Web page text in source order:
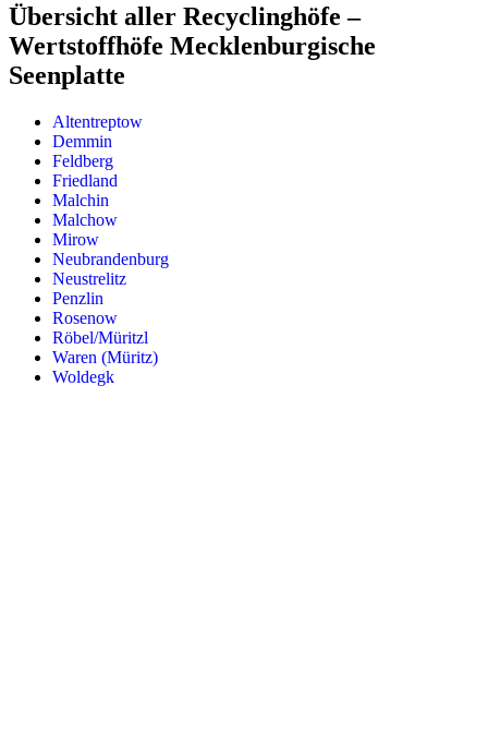
Übersicht aller Recyclinghöfe –
Wertstoffhöfe Mecklenburgische
Seenplatte
Altentreptow
Demmin
Feldberg
Friedland
Malchin
Malchow
Mirow
Neubrandenburg
Neustrelitz
Penzlin
Rosenow
Röbel/Müritzl
Waren (Müritz)
Woldegk